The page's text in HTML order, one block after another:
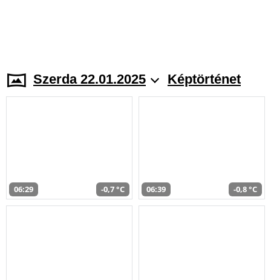
Szerda 22.01.2025 Képtörténet
06:29 -0,7 °C 06:39 -0,8 °C